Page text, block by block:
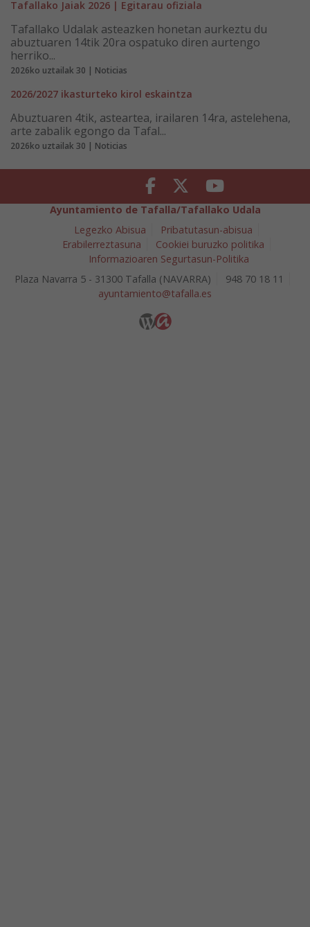
Tafallako Jaiak 2026 | Egitarau ofiziala
Tafallako Udalak asteazken honetan aurkeztu du
abuztuaren 14tik 20ra ospatuko diren aurtengo
herriko...
2026ko uztailak 30 | Noticias
2026/2027 ikasturteko kirol eskaintza
Abuztuaren 4tik, asteartea, irailaren 14ra, astelehena,
arte zabalik egongo da Tafal...
2026ko uztailak 30 | Noticias
Facebook Twitter Youtube
Ayuntamiento de Tafalla/Tafallako Udala
Legezko Abisua
Pribatutasun-abisua
Erabilerreztasuna
Cookiei buruzko politika
Informazioaren Segurtasun-Politika
Plaza Navarra 5 - 31300 Tafalla (NAVARRA)
948 70 18 11
ayuntamiento@tafalla.es